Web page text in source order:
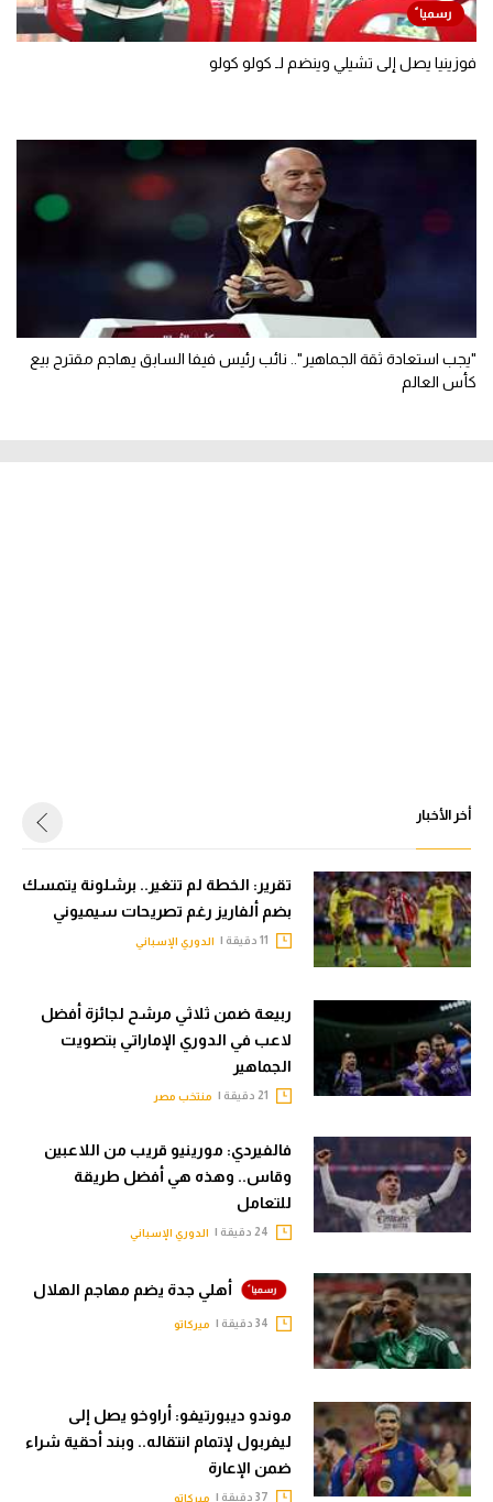
فوزينيا يصل إلى تشيلي وينضم لـ كولو كولو
"يجب استعادة ثقة الجماهير".. نائب رئيس فيفا السابق يهاجم مقترح بيع
كأس العالم
أخر الأخبار
تقرير: الخطة لم تتغير.. برشلونة يتمسك
بضم ألفاريز رغم تصريحات سيميوني
الدوري الإسباني
ربيعة ضمن ثلاثي مرشح لجائزة أفضل
لاعب في الدوري الإماراتي بتصويت
الجماهير
منتخب مصر
فالفيردي: مورينيو قريب من اللاعبين
وقاس.. وهذه هي أفضل طريقة
للتعامل
الدوري الإسباني
أهلي جدة يضم مهاجم الهلال
ميركاتو
موندو ديبورتيفو: أراوخو يصل إلى
ليفربول لإتمام انتقاله.. وبند أحقية شراء
ضمن الإعارة
ميركاتو